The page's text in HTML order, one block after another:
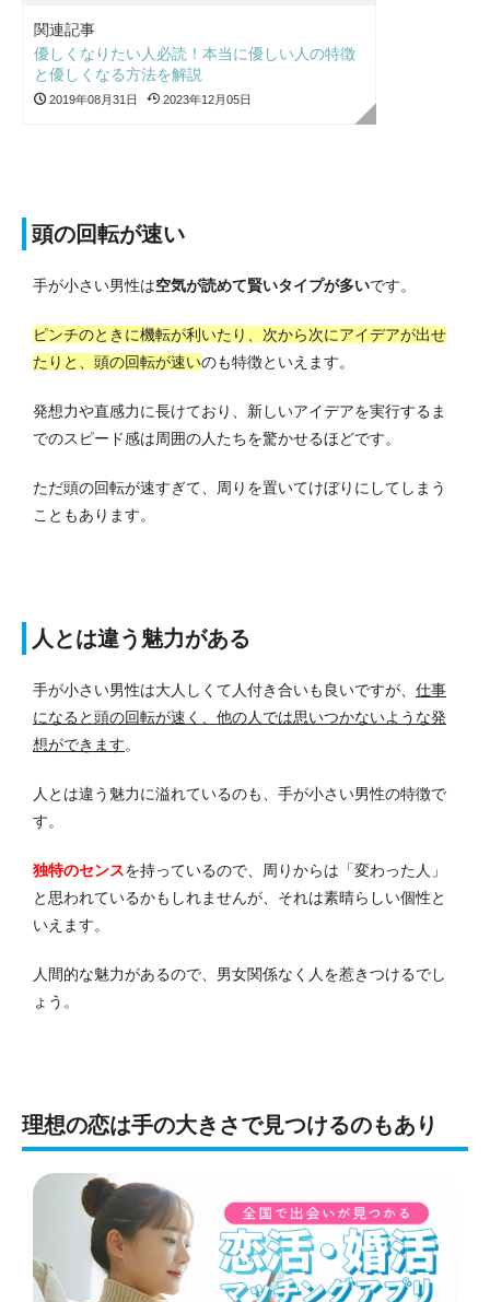
関連記事
優しくなりたい人必読！本当に優しい人の特徴
と優しくなる方法を解説
2019年08月31日 2023年12月05日
頭の回転が速い
手が小さい男性は空気が読めて賢いタイプが多いです。
ピンチのときに機転が利いたり、次から次にアイデアが出せ
たりと、頭の回転が速いのも特徴といえます。
発想力や直感力に長けており、新しいアイデアを実行するま
でのスピード感は周囲の人たちを驚かせるほどです。
ただ頭の回転が速すぎて、周りを置いてけぼりにしてしまう
こともあります。
人とは違う魅力がある
手が小さい男性は大人しくて人付き合いも良いですが、 仕事
になると頭の回転が速く、他の人では思いつかないような発
想ができます。
人とは違う魅力に溢れているのも、手が小さい男性の特徴で
す。
独特のセンスを持っているので、周りからは「変わった人」
と思われているかもしれませんが、それは素晴らしい個性と
いえます。
人間的な魅力があるので、男女関係なく人を惹きつけるでし
ょう。
理想の恋は手の大きさで見つけるのもあり